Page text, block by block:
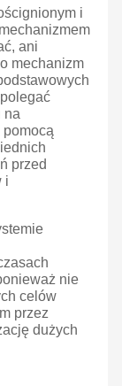
i
ani
mechanizm
na
przed
i
nie
celów
przez
dużych